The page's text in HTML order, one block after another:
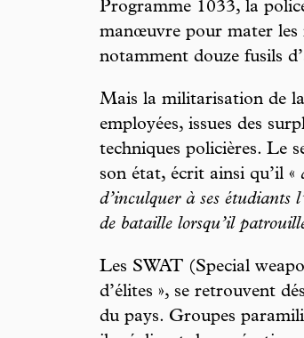
Programme 1033, la
manœuvre pour mater les
notamment douze fusils
Mais la militarisation de
employées, issues des
techniques policières. Le
son état, écrit ainsi qu’il «
d’inculquer à ses étudiants
de bataille lorsqu’il
Les SWAT (Special
d’élites », se retrouvent
du pays. Groupes